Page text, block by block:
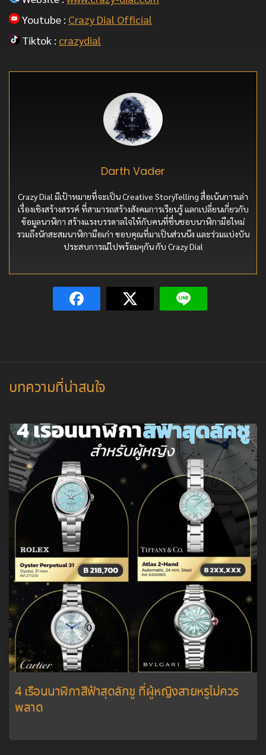
Youtube : Crazy Dial Official
Tiktok : crazydial
Darth Vader
Crazy Dial มีเป้าหมายที่จะเป็น Creative StoryTelling สื่อเน้นการเล่า
เรื่องเชิงสร้างสรรค์ ที่สามารถสร้างสังคมการเรียนรู้ แลกเปลี่ยนเกี่ยวกับ
ข้อมูลนาฬิกา สร้างแรงบรรดาลใจให้กับคนที่ชื่นชอบนาฬิกามือใหม่
รวมถึงนักสะสมนาฬิกามือเก่า ขอบคุณที่มาเป็นส่วนนึง และร่วมแบ่งบัน
ประสบการณ์ไปพร้อมๆกัน กับ Crazy Dial
บทความที่น่าสนใจ
4 เรือนนาฬิกาสีฟ้าสุดลักชู ที่ผู้หญิงสายหรูไม่ควร
พลาด